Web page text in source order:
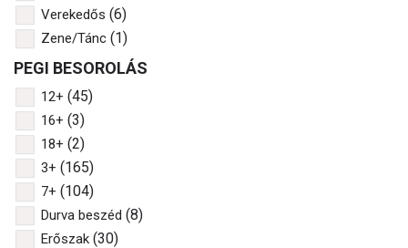
Verekedős (6)
Zene/Tánc (1)
PEGI BESOROLÁS
12+ (45)
16+ (3)
18+ (2)
3+ (165)
7+ (104)
Durva beszéd (8)
Erőszak (30)